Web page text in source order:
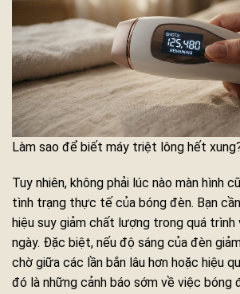
Làm sao để biết máy triệt lông hết
Tuy nhiên, không phải lúc nào màn hình
tình trạng thực tế của bóng đèn. Bạn
hiệu suy giảm chất lượng trong quá trình
ngày. Đặc biệt, nếu độ sáng của đèn
chờ giữa các lần bắn lâu hơn hoặc hiệu
đó là những cảnh báo sớm về việc bóng